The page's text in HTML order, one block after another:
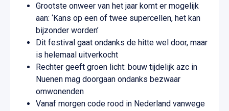
Grootste onweer van het jaar komt er mogelijk
aan: ‘Kans op een of twee supercellen, het kan
bijzonder worden’
Dit festival gaat ondanks de hitte wel door, maar
is helemaal uitverkocht
Rechter geeft groen licht: bouw tijdelijk azc in
Nuenen mag doorgaan ondanks bezwaar
omwonenden
Vanaf morgen code rood in Nederland vanwege